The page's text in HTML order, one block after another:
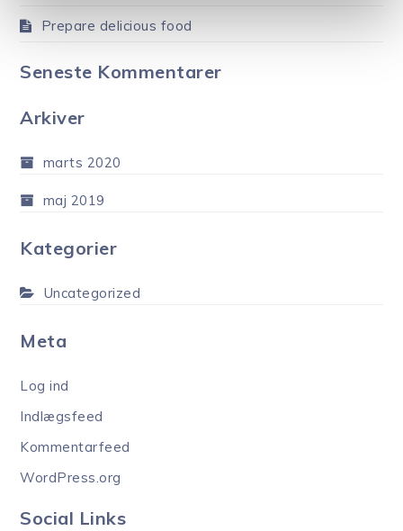
Prepare delicious food
Seneste Kommentarer
Arkiver
marts 2020
maj 2019
Kategorier
Uncategorized
Meta
Log ind
Indlægsfeed
Kommentarfeed
WordPress.org
Social Links